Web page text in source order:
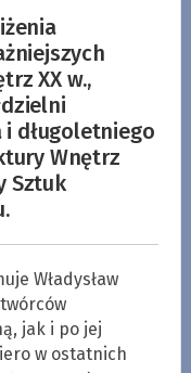
XX w.,
i długoletniego
Wnętrz
Sztuk
Władysław
jak i po jej
w ostatnich